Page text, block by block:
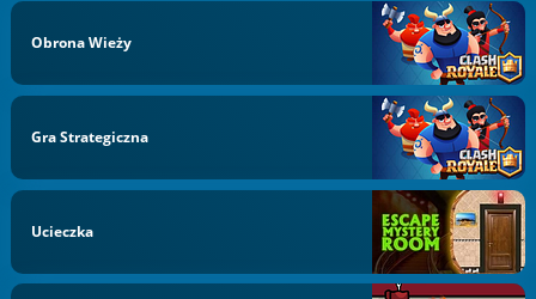
Obrona Wieży
Gra Strategiczna
Ucieczka